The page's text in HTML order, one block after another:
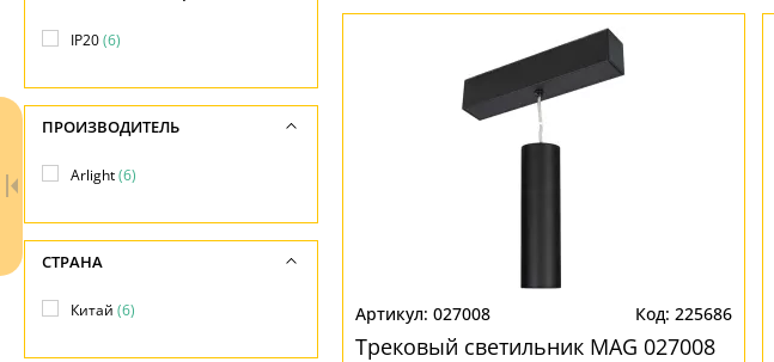
027008 225686
Трековый светильник MAG 027008
Длина, см
Матовый
Металл
ЦВЕТ ПЛАФОНОВ
МАТЕРИАЛ
Металл(6)
Матовый(6)
-
Общая мощность ламп
-
Напряжение
IP20(6)
ПРОИЗВОДИТЕЛЬ
Arlight(6)
СТРАНА
Китай (6)